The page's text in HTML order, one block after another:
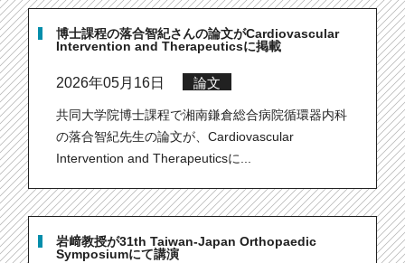
博士課程の落合智紀さんの論文がCardiovascular
Intervention and Therapeuticsに掲載
2026年05月16日 論文
共同大学院博士課程で湘南鎌倉総合病院循環器内科
の落合智紀先生の論文が、Cardiovascular
Intervention and Therapeuticsに...
岩﨑教授が31th Taiwan-Japan Orthopaedic
Symposiumにて講演